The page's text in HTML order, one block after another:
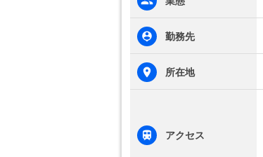
勤務先
所在地
アクセス